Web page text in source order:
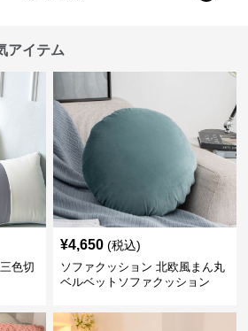
アイテム
色切
¥4,650 (税込)
ソファクッション 北欧風まん丸
ベルベットソファクッション